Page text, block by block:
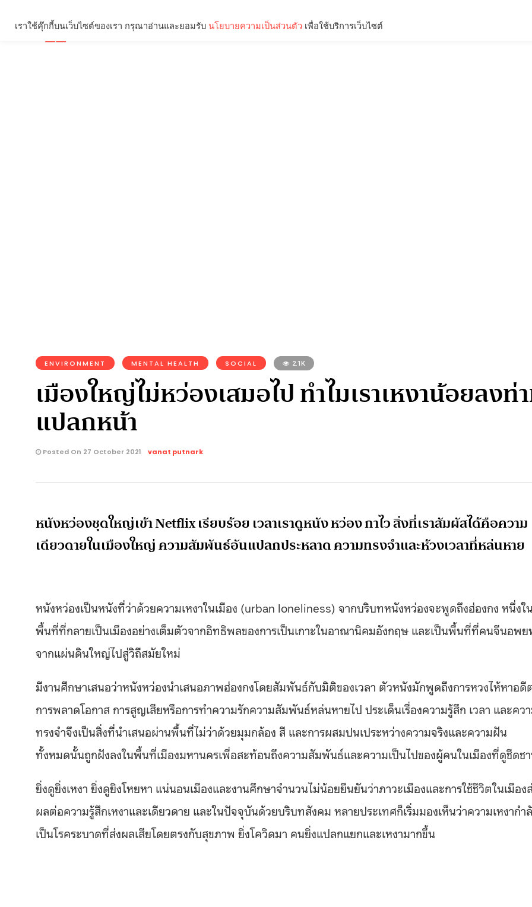
ENVIRONMENT MENTAL HEALTH SOCIAL 2.1K
เมืองใหญ่ไม่หว่องเสมอไป ทำไมเราเหงาน้อยลง
แปลกหน้า
Posted On 27 October 2021 vanat putnark
หนังหว่องชุดใหญ่เข้า Netflix เรียบร้อย เวลาเราดูหนัง หว่อง กาไว สิ่งที่เราสัมผัสได้คือความ
เดียวดายในเมืองใหญ่ ความสัมพันธ์อันแปลกประหลาด ความทรงจำและห้วงเวลาที่หล่นหาย
หนังหว่องเป็นหนังที่ว่าด้วยความเหงาในเมือง (urban loneliness) จากบริบทหนังหว่องจะพูดถึงฮ่องกง หนึ่งใ
พื้นที่ที่กลายเป็นเมืองอย่างเต็มตัวจากอิทธิพลของการเป็นเกาะในอาณานิคมอังกฤษ และเป็นพื้นที่ที่คนจีนอพ
จากแผ่นดินใหญ่ไปสู่วิถีสมัยใหม่
มีงานศึกษาเสนอว่าหนังหว่องนำเสนอภาพฮ่องกงโดยสัมพันธ์กับมิติของเวลา ตัวหนังมักพูดถึงการหวงไห้หาอดี
การพลาดโอกาส การสูญเสียหรือการทำความรักความสัมพันธ์หล่นหายไป ประเด็นเรื่องความรู้สึก เวลา และคว
ทรงจำจึงเป็นสิ่งที่นำเสนอผ่านพื้นที่ไม่ว่าด้วยมุมกล้อง สี และการผสมปนเประหว่างความจริงและความฝัน
ทั้งหมดนั้นถูกฝังลงในพื้นที่เมืองมหานครเพื่อสะท้อนถึงความสัมพันธ์และความเป็นไปของผู้คนในเมืองที่ดูชืดช
ยิ่งดูยิ่งเหงา ยิ่งดูยิงโหยหา แน่นอนเมืองและงานศึกษาจำนวนไม่น้อยยืนยันว่าภาวะเมืองและการใช้ชีวิตในเมือง
ผลต่อความรู้สึกเหงาและเดียวดาย และในปัจจุบันด้วยบริบทสังคม หลายประเทศก็เริ่มมองเห็นว่าความเหงากำ
เป็นโรคระบาดที่ส่งผลเสียโดยตรงกับสุขภาพ ยิ่งโควิดมา คนยิ่งแปลกแยกและเหงามากขึ้น
เราใช้คุ๊กกี้บนเว็บไซต์ของเรา กรุณาอ่านและยอมรับ นโยบายความเป็นส่วนตัว เพื่อใช้บริการเว็บไซต์